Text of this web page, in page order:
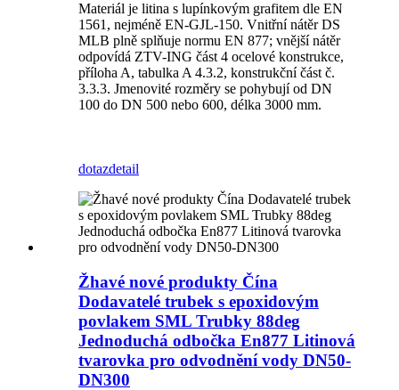
Materiál je litina s lupínkovým grafitem dle EN
1561, nejméně EN-GJL-150. Vnitřní nátěr DS
MLB plně splňuje normu EN 877; vnější nátěr
odpovídá ZTV-ING část 4 ocelové konstrukce,
příloha A, tabulka A 4.3.2, konstrukční část č.
3.3.3. Jmenovité rozměry se pohybují od DN
100 do DN 500 nebo 600, délka 3000 mm.
dotazdetail
Žhavé nové produkty Čína
Dodavatelé trubek s epoxidovým
povlakem SML Trubky 88deg
Jednoduchá odbočka En877 Litinová
tvarovka pro odvodnění vody DN50-
DN300